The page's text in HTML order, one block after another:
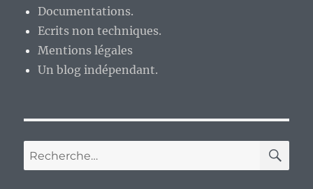
Documentations.
Ecrits non techniques.
Mentions légales
Un blog indépendant.
Recherche
pour :